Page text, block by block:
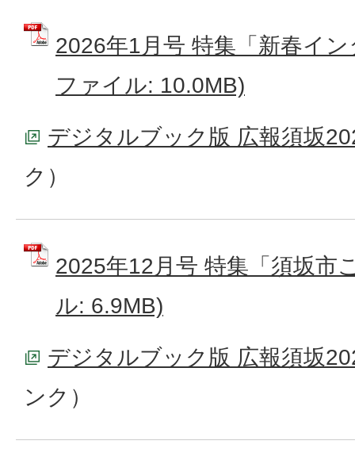
2026年1月号 特集「新春イ
ファイル: 10.0MB)
デジタルブック版 広報須坂
ク）
2025年12月号 特集「須坂市
ル: 6.9MB)
デジタルブック版 広報須坂
ンク）